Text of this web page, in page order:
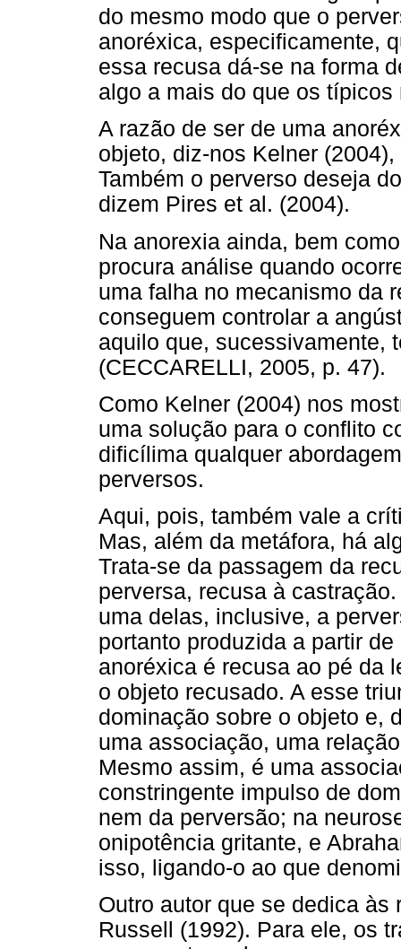
do mesmo modo que o
anoréxica, especificamente,
essa recusa dá-se na forma
algo a mais do que os
A razão de ser de uma
objeto, diz-nos Kelner
Também o perverso deseja
dizem Pires et al. (2004).
Na anorexia ainda, bem
procura análise quando
uma falha no mecanismo da
conseguem controlar a
aquilo que, sucessivamente,
(CECCARELLI, 2005, p. 47).
Como Kelner (2004) nos
uma solução para o conflito
dificílima qualquer
perversos.
Aqui, pois, também vale a
Mas, além da metáfora, há
Trata-se da passagem da
perversa, recusa à
uma delas, inclusive, a
portanto produzida a partir
anoréxica é recusa ao pé da
o objeto recusado. A esse
dominação sobre o objeto e,
uma associação, uma
Mesmo assim, é uma
constringente impulso de
nem da perversão; na
onipotência gritante, e
isso, ligando-o ao que
Outro autor que se dedica
Russell (1992). Para ele, os